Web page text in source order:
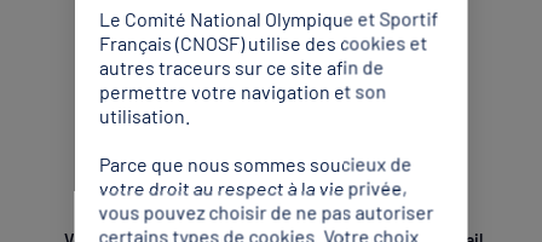
Charente-Maritime
Comité Départemental Olympique et Sportif
Charente-Maritime
CDOS
Le Comité National Olympique et Sportif
Français (CNOSF) utilise des cookies et
autres traceurs sur ce site afin de
permettre votre navigation et son
utilisation.
Parce que nous sommes soucieux de
votre droit au respect à la vie privée,
vous pouvez choisir de ne pas autoriser
certains types de cookies. Votre choix